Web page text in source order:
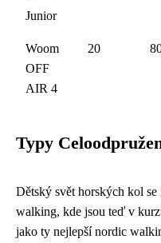
Junior
Woom
OFF
AIR 4
20
Typy
Dětský svět horských kol
walking, kde jsou teď v
jako ty nejlepší nordic